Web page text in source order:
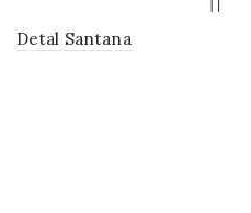
Detal Santana